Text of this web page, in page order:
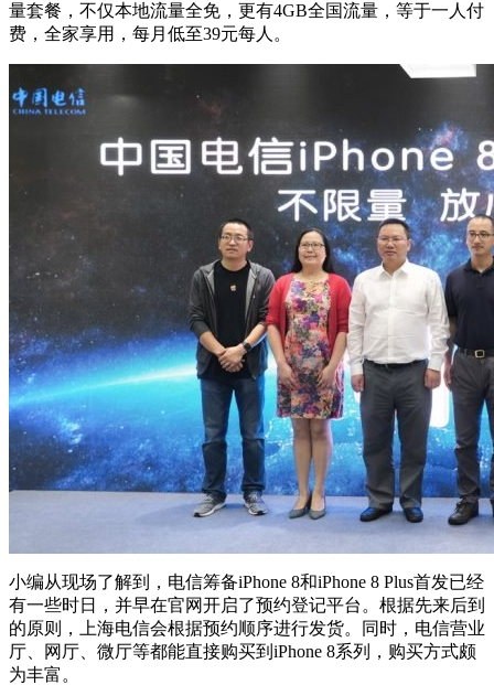
量套餐，不仅本地流量全免，更有4GB全国流量，等于一人付
费，全家享用，每月低至39元每人。
小编从现场了解到，电信筹备iPhone 8和iPhone 8 Plus首发已经
有一些时日，并早在官网开启了预约登记平台。根据先来后到
的原则，上海电信会根据预约顺序进行发货。同时，电信营业
厅、网厅、微厅等都能直接购买到iPhone 8系列，购买方式颇
为丰富。